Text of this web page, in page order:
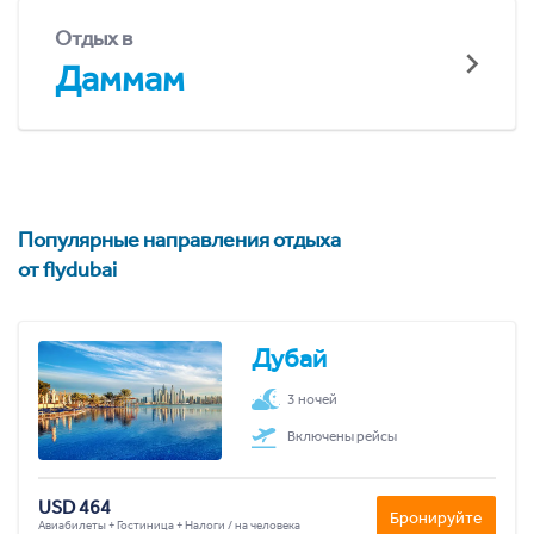
Отдых в
Даммам
Популярные направления отдыха
от flydubai
Дубай
3 ночей
Включены рейсы
USD 464
Авиабилеты + Гостиница + Налоги / на человека Бронируйте